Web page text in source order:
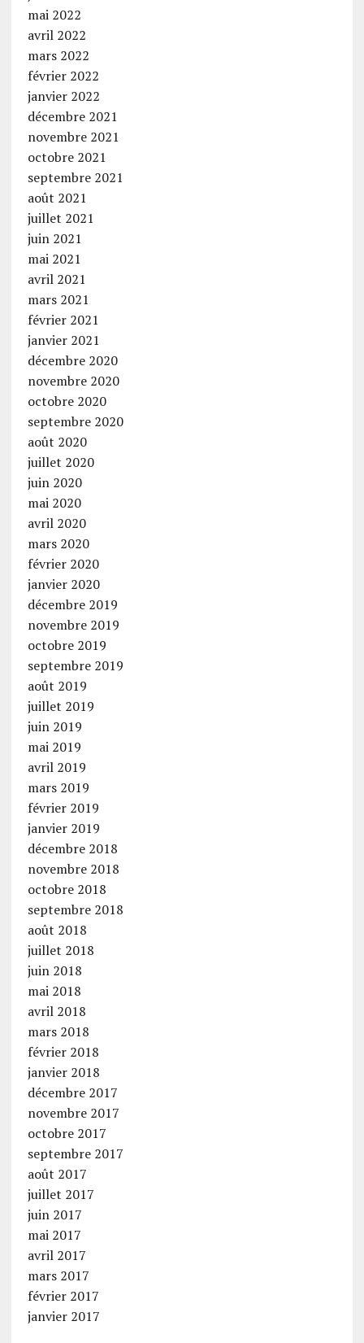
mai 2022
avril 2022
mars 2022
février 2022
janvier 2022
décembre 2021
novembre 2021
octobre 2021
septembre 2021
août 2021
juillet 2021
juin 2021
mai 2021
avril 2021
mars 2021
février 2021
janvier 2021
décembre 2020
novembre 2020
octobre 2020
septembre 2020
août 2020
juillet 2020
juin 2020
mai 2020
avril 2020
mars 2020
février 2020
janvier 2020
décembre 2019
novembre 2019
octobre 2019
septembre 2019
août 2019
juillet 2019
juin 2019
mai 2019
avril 2019
mars 2019
février 2019
janvier 2019
décembre 2018
novembre 2018
octobre 2018
septembre 2018
août 2018
juillet 2018
juin 2018
mai 2018
avril 2018
mars 2018
février 2018
janvier 2018
décembre 2017
novembre 2017
octobre 2017
septembre 2017
août 2017
juillet 2017
juin 2017
mai 2017
avril 2017
mars 2017
février 2017
janvier 2017